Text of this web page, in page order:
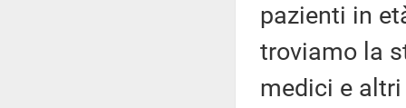
pazienti in
troviamo la
medici e